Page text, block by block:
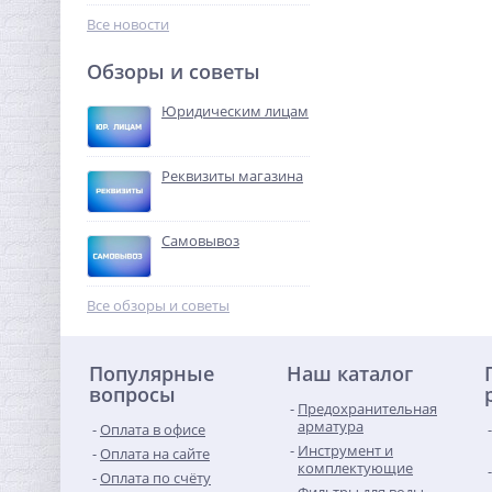
458,24
Муфта резьбовая 1"1/4 x
1"1/4 (ВР) латунь UNI-FITT
1 320,00 руб.
-68%
Все новости
Обзоры и советы
Юридическим лицам
Реквизиты магазина
Самовывоз
Все обзоры и советы
Популярные
вопросы
Оплата в офисе
Оплата на сайте
Оплата по счёту
Наш каталог
Предохранительная
арматура
Инструмент и
комплектующие